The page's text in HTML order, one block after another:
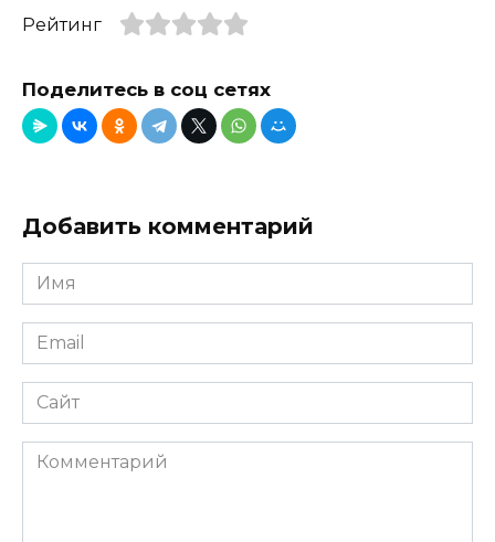
Рейтинг
Поделитесь в соц сетях
Добавить комментарий
Имя
*
Email
*
Сайт
Комментарий